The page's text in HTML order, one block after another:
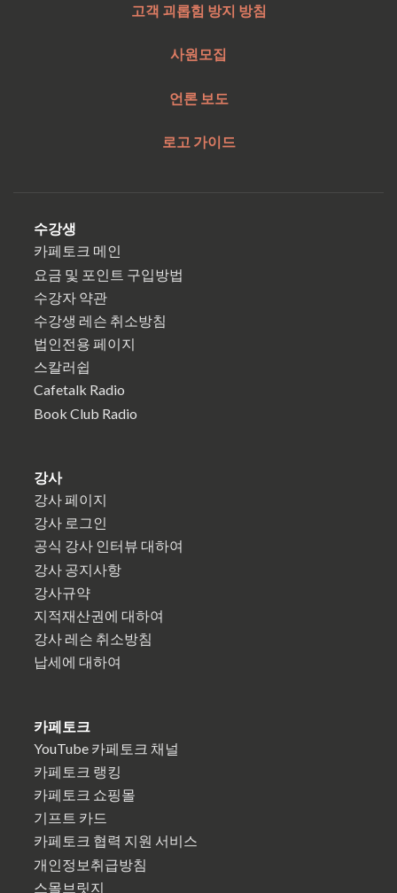
고객 괴롭힘 방지 방침
사원모집
언론 보도
로고 가이드
수강생
카페토크 메인
요금 및 포인트 구입방법
수강자 약관
수강생 레슨 취소방침
법인전용 페이지
스칼러쉽
Cafetalk Radio
Book Club Radio
강사
강사 페이지
강사 로그인
공식 강사 인터뷰 대하여
강사 공지사항
강사규약
지적재산권에 대하여
강사 레슨 취소방침
납세에 대하여
카페토크
YouTube 카페토크 채널
카페토크 랭킹
카페토크 쇼핑몰
기프트 카드
카페토크 협력 지원 서비스
개인정보취급방침
스몰브릿지